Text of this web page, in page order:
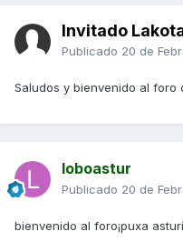
Invitado
Publicado 20 de
Saludos y bienvenido al foro
loboastur
Publicado 20 de
bienvenido al foro¡puxa